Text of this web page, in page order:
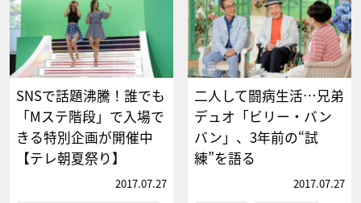
SNSで話題沸騰！誰でも
「Mステ階段」で入場で
きる特別企画が開催中
【テレ朝夏祭り】
2017.07.27
二人して闘病生活…兄弟
デュオ「ビリー・バン
バン」、3年前の“試
練”を語る
2017.07.27